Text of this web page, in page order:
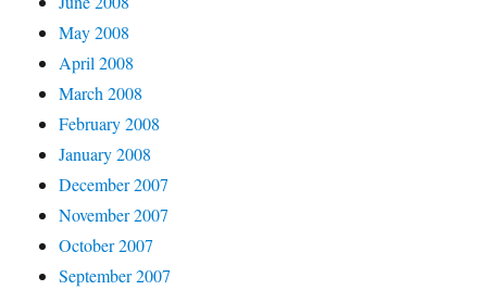
May 2008
April 2008
March 2008
February 2008
January 2008
December 2007
November 2007
October 2007
September 2007